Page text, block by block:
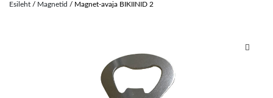
Esileht / Magnetid / Magnet-avaja BIKIINID 2